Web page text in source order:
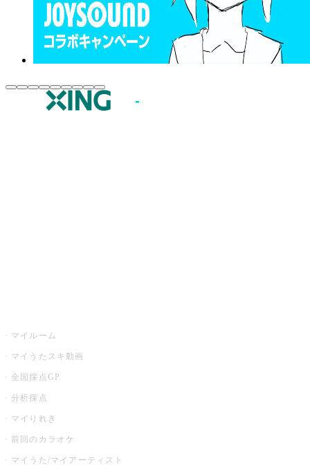
マイルーム
マイうたスキ動画
全国採点GP
分析採点
マイりれき
前回のカラオケ
マイうた/マイアーティスト